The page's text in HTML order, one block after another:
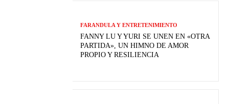
FARANDULA Y ENTRETENIMIENTO
FANNY LU Y YURI SE UNEN EN «OTRA
PARTIDA», UN HIMNO DE AMOR
PROPIO Y RESILIENCIA